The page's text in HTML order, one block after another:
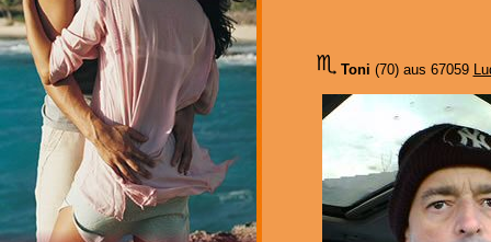
Toni (70) aus 67059